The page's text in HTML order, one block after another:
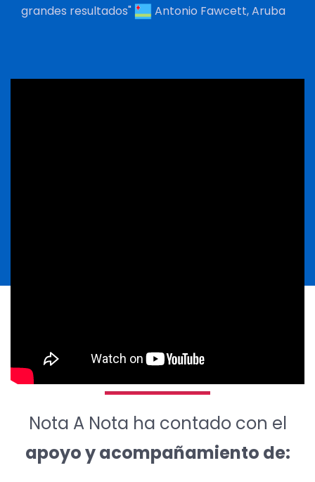
grandes resultados"
Antonio Fawcett, Aruba
Nota A Nota ha contado con el
apoyo y acompañamiento de: